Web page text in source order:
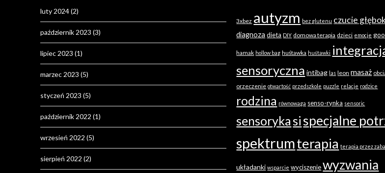
luty 2024(2)
październik 2023 (3)
lipiec 2023 (1)
marzec 2023 (5)
styczeń 2023 (5)
październik 2022 (1)
wrzesień 2022 (5)
sierpień 2022 (2)
3xbez autyzm bez glutenu czucie
diagnoza dieta DIY domowa terapia dzieci emocje
hamak hollow bag huśtawka huśtawki
sensoryczna intibag las leon masaż
orzeczenie otwartość przedszkole puzzle relacje rodzice
rodzina równowaga senso-rynka sensoric
sensoryka sispecjalne
spektrumterapia terapia przez
układanki wsparcie wyciszenie wyzwania